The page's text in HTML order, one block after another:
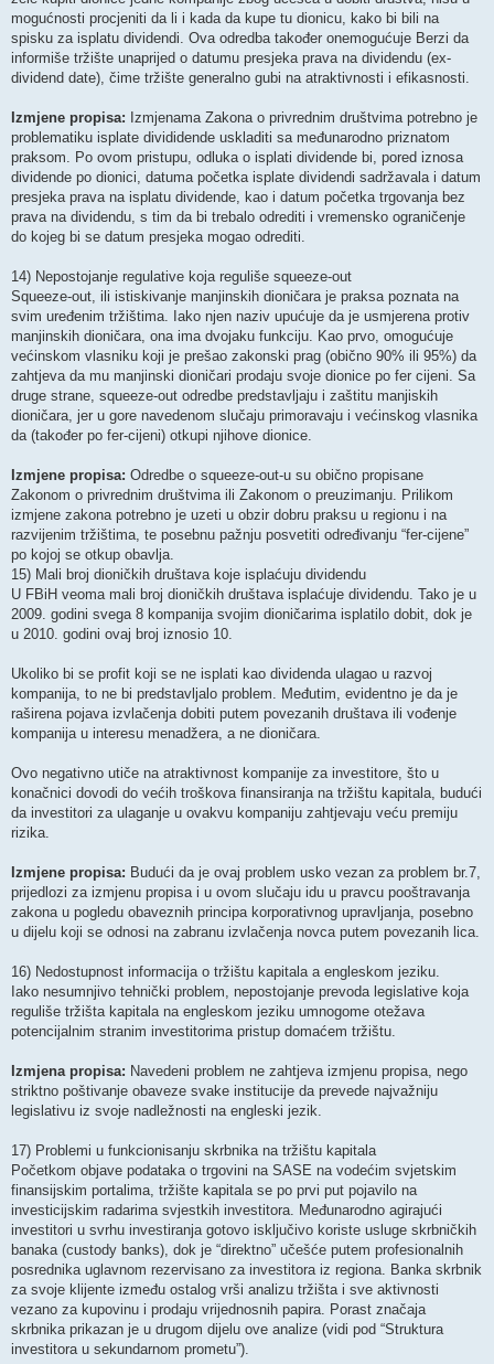
mogućnosti procjeniti da li i kada da kupe tu dionicu, kako bi bili na
spisku za isplatu dividendi. Ova odredba također onemogućuje Berzi da
informiše tržište unaprijed o datumu presjeka prava na dividendu (ex-
dividend date), čime tržište generalno gubi na atraktivnosti i efikasnosti.
Izmjene propisa: Izmjenama Zakona o privrednim društvima potrebno je
problematiku isplate divididende uskladiti sa međunarodno priznatom
praksom. Po ovom pristupu, odluka o isplati dividende bi, pored iznosa
dividende po dionici, datuma početka isplate dividendi sadržavala i datum
presjeka prava na isplatu dividende, kao i datum početka trgovanja bez
prava na dividendu, s tim da bi trebalo odrediti i vremensko ograničenje
do kojeg bi se datum presjeka mogao odrediti.
14) Nepostojanje regulative koja reguliše squeeze-out
Squeeze-out, ili istiskivanje manjinskih dioničara je praksa poznata na
svim uređenim tržištima. Iako njen naziv upućuje da je usmjerena protiv
manjinskih dioničara, ona ima dvojaku funkciju. Kao prvo, omogućuje
većinskom vlasniku koji je prešao zakonski prag (obično 90% ili 95%) da
zahtjeva da mu manjinski dioničari prodaju svoje dionice po fer cijeni. Sa
druge strane, squeeze-out odredbe predstavljaju i zaštitu manjiskih
dioničara, jer u gore navedenom slučaju primoravaju i većinskog vlasnika
da (također po fer-cijeni) otkupi njihove dionice.
Izmjene propisa: Odredbe o squeeze-out-u su obično propisane
Zakonom o privrednim društvima ili Zakonom o preuzimanju. Prilikom
izmjene zakona potrebno je uzeti u obzir dobru praksu u regionu i na
razvijenim tržištima, te posebnu pažnju posvetiti određivanju “fer-cijene”
po kojoj se otkup obavlja.
15) Mali broj dioničkih društava koje isplaćuju dividendu
U FBiH veoma mali broj dioničkih društava isplaćuje dividendu. Tako je u
2009. godini svega 8 kompanija svojim dioničarima isplatilo dobit, dok je
u 2010. godini ovaj broj iznosio 10.
Ukoliko bi se profit koji se ne isplati kao dividenda ulagao u razvoj
kompanija, to ne bi predstavljalo problem. Međutim, evidentno je da je
raširena pojava izvlačenja dobiti putem povezanih društava ili vođenje
kompanija u interesu menadžera, a ne dioničara.
Ovo negativno utiče na atraktivnost kompanije za investitore, što u
konačnici dovodi do većih troškova finansiranja na tržištu kapitala, budući
da investitori za ulaganje u ovakvu kompaniju zahtjevaju veću premiju
rizika.
Izmjene propisa: Budući da je ovaj problem usko vezan za problem br.7,
prijedlozi za izmjenu propisa i u ovom slučaju idu u pravcu pooštravanja
zakona u pogledu obaveznih principa korporativnog upravljanja, posebno
u dijelu koji se odnosi na zabranu izvlačenja novca putem povezanih lica.
16) Nedostupnost informacija o tržištu kapitala a engleskom jeziku.
Iako nesumnjivo tehnički problem, nepostojanje prevoda legislative koja
reguliše tržišta kapitala na engleskom jeziku umnogome otežava
potencijalnim stranim investitorima pristup domaćem tržištu.
Izmjena propisa: Navedeni problem ne zahtjeva izmjenu propisa, nego
striktno poštivanje obaveze svake institucije da prevede najvažniju
legislativu iz svoje nadležnosti na engleski jezik.
17) Problemi u funkcionisanju skrbnika na tržištu kapitala
Početkom objave podataka o trgovini na SASE na vodećim svjetskim
finansijskim portalima, tržište kapitala se po prvi put pojavilo na
investicijskim radarima svjestkih investitora. Međunarodno agirajući
investitori u svrhu investiranja gotovo isključivo koriste usluge skrbničkih
banaka (custody banks), dok je “direktno” učešće putem profesionalnih
posrednika uglavnom rezervisano za investitora iz regiona. Banka skrbnik
za svoje klijente između ostalog vrši analizu tržišta i sve aktivnosti
vezano za kupovinu i prodaju vrijednosnih papira. Porast značaja
skrbnika prikazan je u drugom dijelu ove analize (vidi pod “Struktura
investitora u sekundarnom prometu”).